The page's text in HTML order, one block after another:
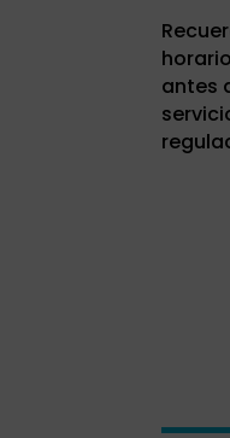
antes